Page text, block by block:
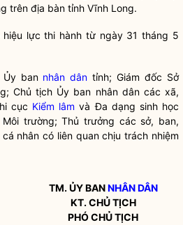
trên địa bàn tỉnh Vĩnh Long.
lực thi hành từ ngày 31tháng 5
Ủy ban nhân dân tỉnh; Giám đốc Sở
Chủ tịch Ủy ban nhân dâncác xã,
cục Kiểm lâm và Đa dạng sinh học
trường; Thủ trưởng các sở, ban,
nhân có liên quan chịu trách nhiệm
TM. ỦY BANNHÂN DÂN
KT. CHỦ TỊCH
PHÓ CHỦ TỊCH